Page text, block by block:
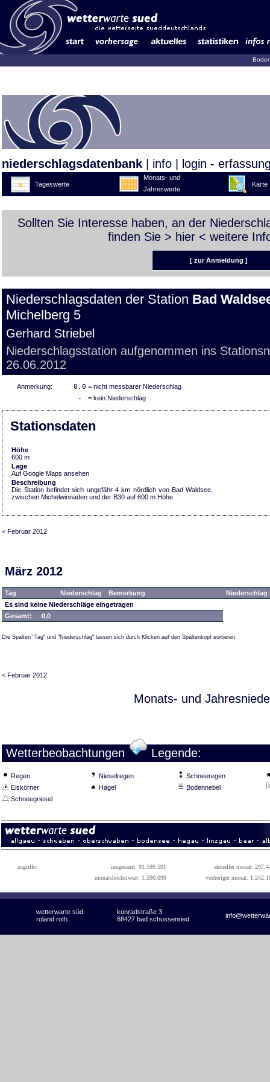
niederschlagsdatenbank info login -
Tageswerte
Monats- und
Jahreswerte
Karte
Sollten Sie Interesse haben, an der
finden Sie > hier < weitere
[ zur Anmeldung ]
Niederschlagsdaten der Station Bad
Michelberg 5
Gerhard Striebel
Niederschlagsstation aufgenommen ins
26.06.2012
Anmerkung: 0,0 = nicht messbarer Niederschlag
- = kein Niederschlag
Stationsdaten
Höhe
600 m
Lage
Auf Google Maps ansehen
Beschreibung
Die Station befindet sich ungefähr 4 km nördlich von Bad Waldsee,
zwischen Michelwinnaden und der B30 auf 600 m Höhe.
< Februar 2012
März 2012
Tag Niederschlag Bemerkung
Es sind keine Niederschläge eingetragen
Gesamt:
0,0
Die Spalten "Tag" und "Niederschlag" lassen sich durch Klicken auf den Spaltenkopf sortieren.
< Februar 2012
Monats- und
Wetterbeobachtungen Legende:
Regen Nieselregen
Schneeregen
Eiskörner
Hagel
Bodennebel
Schneegriesel
zugriffe: insgesamt: 91.599.591
aktueller monat:
monatshöchstwert: 1.590.099
vorheriger monat:
wetterwarte süd konradstraße 3
roland roth 88427 bad schussenried